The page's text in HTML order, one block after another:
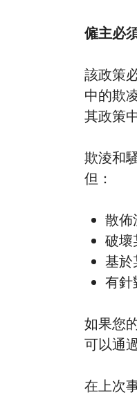
僱主必
該政策
中的欺
其政策
欺淩和
但：
散佈
破壞
基於
有針
如果您
可以通
在上次